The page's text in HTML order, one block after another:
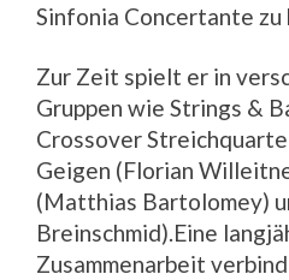
Sinfonia Concertante zu
Zur Zeit spielt er in
Gruppen wie Strings &
Crossover
Geigen (Florian
(Matthias Bartolomey)
Breinschmid).Eine
Zusammenarbeit